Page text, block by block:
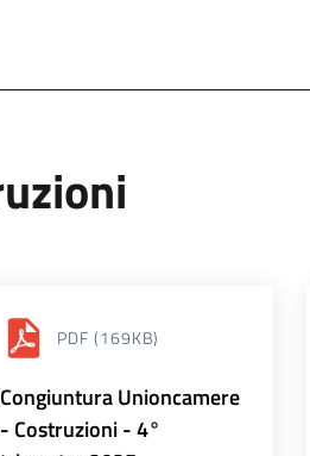
PDF (169KB)
Congiuntura Unioncamere
- Costruzioni - 4°